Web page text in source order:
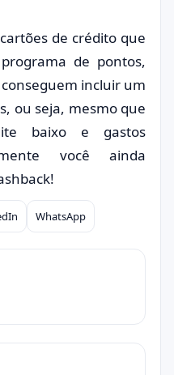
de crédito que
de pontos,
incluir um
ou seja, mesmo que
baixo e gastos
você ainda
WhatsApp